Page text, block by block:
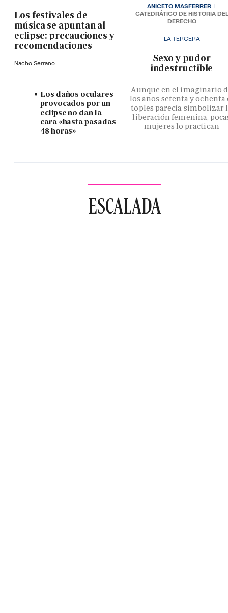
Los festivales de
música se apuntan al
eclipse: precauciones y
recomendaciones
Nacho Serrano
Los daños oculares
provocados por un
eclipse no dan la
cara «hasta pasadas
48 horas»
LA TERCERA
­Sexo y pudor
indestructible
Aunque en el imaginario
los años setenta y ochenta
toples parecía simbolizar
liberación femenina,
mujeres lo practican
ANICETO MASFERRER
CATEDRÁTICO DE HISTORIA DEL
DERECHO
ESCALADA